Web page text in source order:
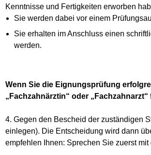
Kenntnisse und Fertigkeiten erworben
Sie werden dabei vor einem
Sie erhalten im Anschluss einen
werden.
Wenn Sie die Eignungsprüfung
„Fachzahnärztin“ oder
4. Gegen den Bescheid der zuständigen
einlegen). Die Entscheidung wird dann
empfehlen Ihnen: Sprechen Sie zuerst